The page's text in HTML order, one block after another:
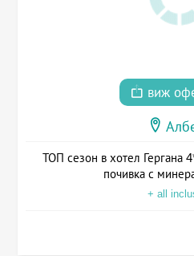
виж
ТОП сезон в хотел Гергана
почивка с
+ all